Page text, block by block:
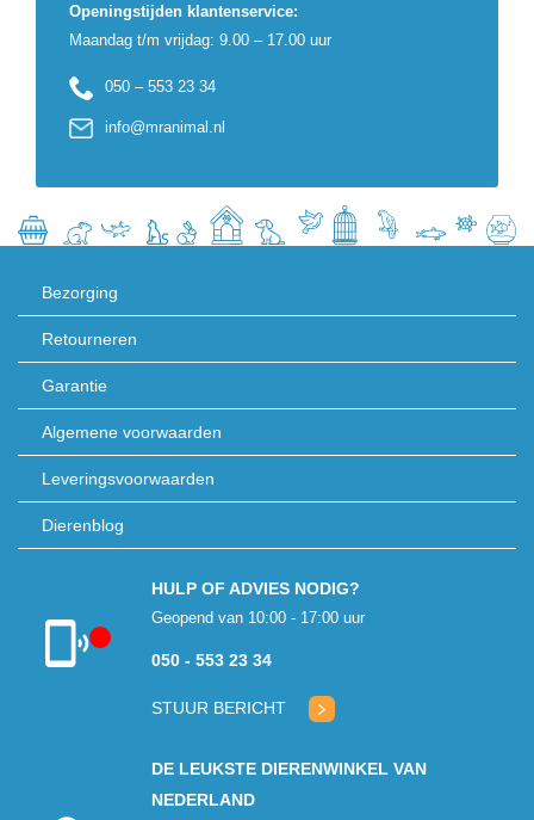
Openingstijden klantenservice:
Maandag t/m vrijdag: 9.00 – 17.00 uur
050 – 553 23 34
info@mranimal.nl
Bezorging
Retourneren
Garantie
Algemene voorwaarden
Leveringsvoorwaarden
Dierenblog
Klantenservice
HULP OF ADVIES NODIG?
Geopend van 10:00 - 17:00 uur
050 - 553 23 34
STUUR BERICHT
DE LEUKSTE DIERENWINKEL VAN
NEDERLAND